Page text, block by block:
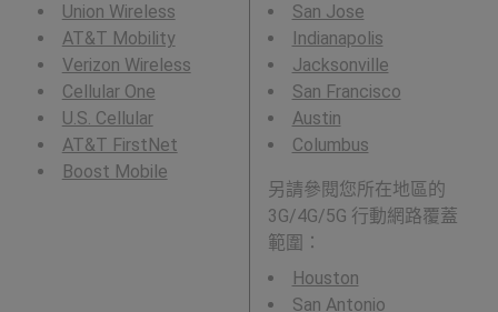
Union Wireless
AT&T Mobility
Verizon Wireless
Cellular One
U.S. Cellular
AT&T FirstNet
Boost Mobile
San Jose
Indianapolis
Jacksonville
San Francisco
Austin
Columbus
另請參閱您所在地區的
3G/4G/5G 行動網路覆蓋
範圍：
Houston
San Antonio